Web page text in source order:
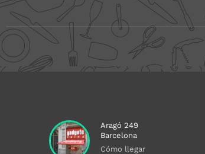
Aragó 249
Barcelona
Cómo llegar